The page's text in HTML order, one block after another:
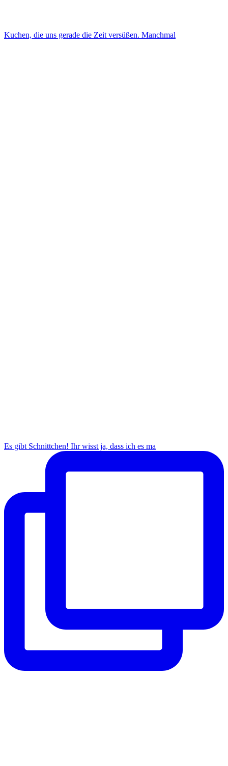
Kuchen, die uns gerade die Zeit versüßen. Manchmal
Es gibt Schnittchen! Ihr wisst ja, dass ich es ma